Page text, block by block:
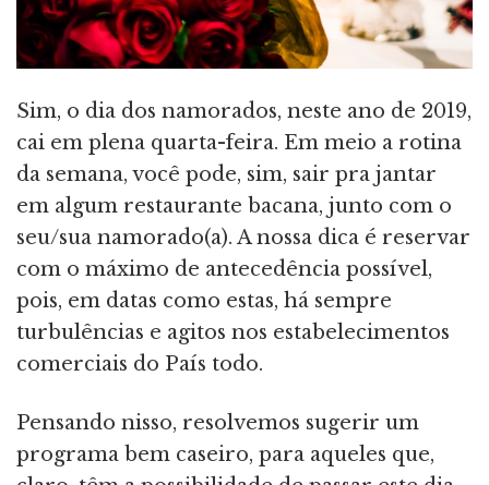
Sim, o dia dos namorados, neste ano de 2019,
cai em plena quarta-feira. Em meio a rotina
da semana, você pode, sim, sair pra jantar
em algum restaurante bacana, junto com o
seu/sua namorado(a). A nossa dica é reservar
com o máximo de antecedência possível,
pois, em datas como estas, há sempre
turbulências e agitos nos estabelecimentos
comerciais do País todo.
Pensando nisso, resolvemos sugerir um
programa bem caseiro, para aqueles que,